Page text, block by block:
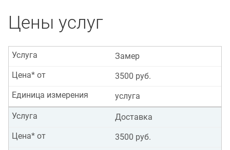
Цены услуг
Замер
Услуга
3500 руб.
Цена* от
услуга
Единица измерения
Доставка
Услуга
3500 руб.
Цена* от